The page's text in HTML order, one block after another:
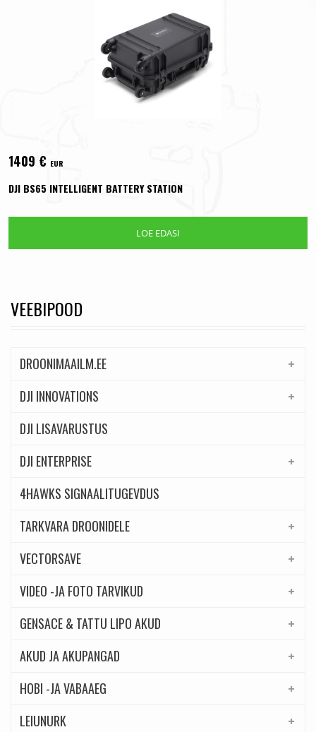
1409 € EUR
DJI BS65 INTELLIGENT BATTERY STATION
LOE EDASI
VEEBIPOOD
DROONIMAAILM.EE
DJI INNOVATIONS
DJI LISAVARUSTUS
DJI ENTERPRISE
4HAWKS SIGNAALITUGEVDUS
TARKVARA DROONIDELE
VECTORSAVE
VIDEO -JA FOTO TARVIKUD
GENSACE & TATTU LIPO AKUD
AKUD JA AKUPANGAD
HOBI -JA VABAAEG
LEIUNURK